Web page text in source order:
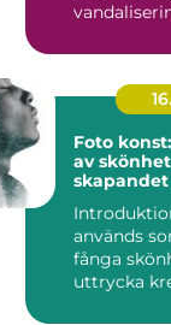
Foto
av
används
fånga
uttrycka